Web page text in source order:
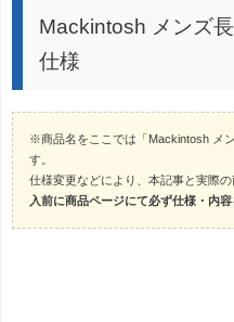
Mackintosh メンズ
仕様
※商品名をここでは「Mackintosh メ
す。
仕様変更などにより、本記事と実際
入前に商品ページにて必ず仕様・内容